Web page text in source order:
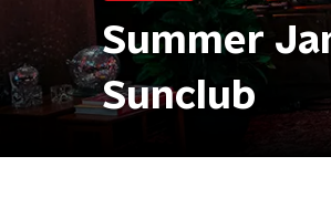
Summer
Sunclub